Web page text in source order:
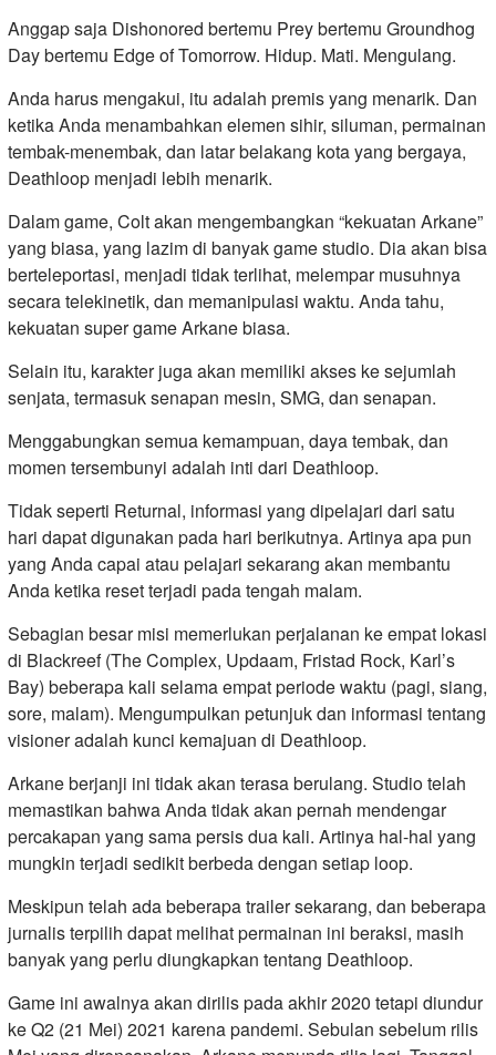
Anggap saja Dishonored bertemu Prey bertemu Groundhog
Day bertemu Edge of Tomorrow. Hidup. Mati. Mengulang.
Anda harus mengakui, itu adalah premis yang menarik. Dan
ketika Anda menambahkan elemen sihir, siluman, permainan
tembak-menembak, dan latar belakang kota yang bergaya,
Deathloop menjadi lebih menarik.
Dalam game, Colt akan mengembangkan “kekuatan Arkane”
yang biasa, yang lazim di banyak game studio. Dia akan bisa
berteleportasi, menjadi tidak terlihat, melempar musuhnya
secara telekinetik, dan memanipulasi waktu. Anda tahu,
kekuatan super game Arkane biasa.
Selain itu, karakter juga akan memiliki akses ke sejumlah
senjata, termasuk senapan mesin, SMG, dan senapan.
Menggabungkan semua kemampuan, daya tembak, dan
momen tersembunyi adalah inti dari Deathloop.
Tidak seperti Returnal, informasi yang dipelajari dari satu
hari dapat digunakan pada hari berikutnya. Artinya apa pun
yang Anda capai atau pelajari sekarang akan membantu
Anda ketika reset terjadi pada tengah malam.
Sebagian besar misi memerlukan perjalanan ke empat lokasi
di Blackreef (The Complex, Updaam, Fristad Rock, Karl’s
Bay) beberapa kali selama empat periode waktu (pagi, siang,
sore, malam). Mengumpulkan petunjuk dan informasi tentang
visioner adalah kunci kemajuan di Deathloop.
Arkane berjanji ini tidak akan terasa berulang. Studio telah
memastikan bahwa Anda tidak akan pernah mendengar
percakapan yang sama persis dua kali. Artinya hal-hal yang
mungkin terjadi sedikit berbeda dengan setiap loop.
Meskipun telah ada beberapa trailer sekarang, dan beberapa
jurnalis terpilih dapat melihat permainan ini beraksi, masih
banyak yang perlu diungkapkan tentang Deathloop.
Game ini awalnya akan dirilis pada akhir 2020 tetapi diundur
ke Q2 (21 Mei) 2021 karena pandemi. Sebulan sebelum rilis